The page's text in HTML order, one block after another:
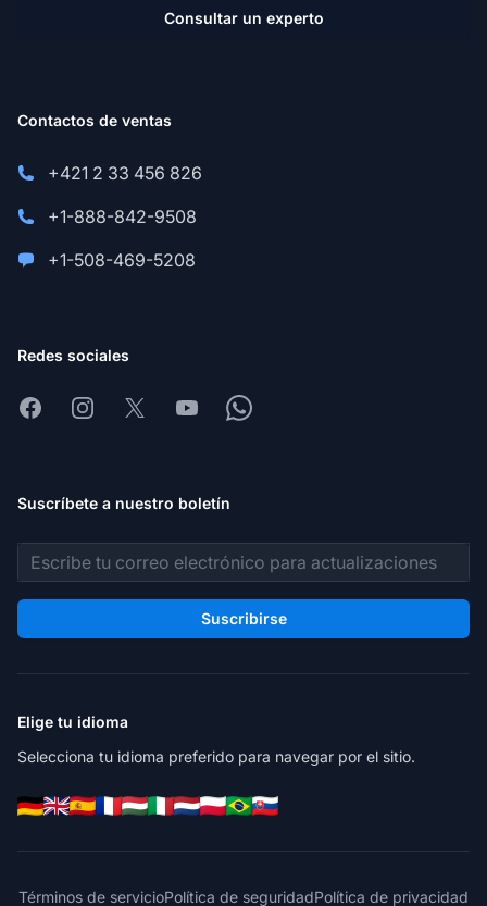
Consultar un experto
Contactos de ventas
+421 2 33 456 826
+1-888-842-9508
+1-508-469-5208
Redes sociales
FacebookInstagram
X YoutubeWhatsapp
Suscríbete a nuestro boletín
Dirección de correo electrónico
Suscribirse
Elige tu idioma
Selecciona tu idioma preferido para navegar por el sitio.
Términos de servicioPolítica de seguridadPolítica de privacidad